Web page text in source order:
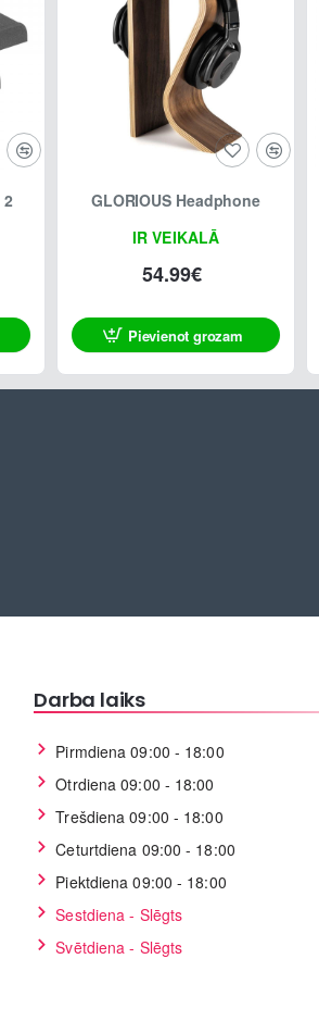
2
IR VEIKALĀ
GLORIOUS Headphone
54.99€
Pievienot grozam
Darba laiks
Pirmdiena 09:00 - 18:00
Otrdiena 09:00 - 18:00
Trešdiena 09:00 - 18:00
Ceturtdiena 09:00 - 18:00
Piektdiena 09:00 - 18:00
Sestdiena - Slēgts
Svētdiena - Slēgts